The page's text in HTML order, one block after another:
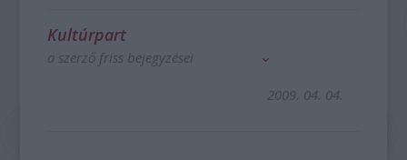
Kultúrpart
a szerző friss bejegyzései
2009. 04. 04.